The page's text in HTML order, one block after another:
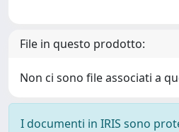
File in questo prodotto:
Non ci sono file associati a
I documenti in IRIS sono